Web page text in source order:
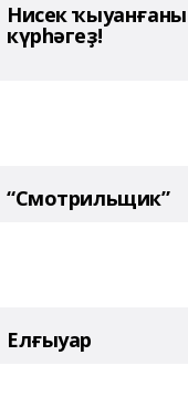
Нисек
күрһәгеҙ!
“Смотрильщик”
Елғыуар